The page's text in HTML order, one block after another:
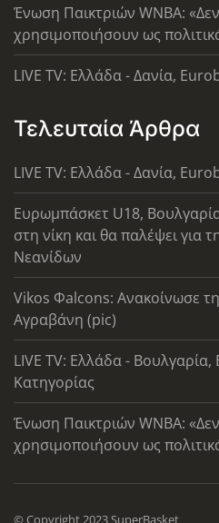
Ένωση Παικτριών WNBA:
χρησιμοποιήσουν ως
LIVE TV: Ελλάδα - Δανία,
Τελευταία Άρθρα
LIVE TV: Ελλάδα - Δανία,
Ευρωμπάσκετ U18,
στη νίκη και θα παλέψει για
Νεανίδων
Vikos Φalcons: Ανακοίνωσε
Αγραβάνη (pic)
LIVE TV: Ελλάδα -
Κατηγορίας
Ένωση Παικτριών WNBA:
χρησιμοποιήσουν ως
© Copyright 2023 SuperBasket